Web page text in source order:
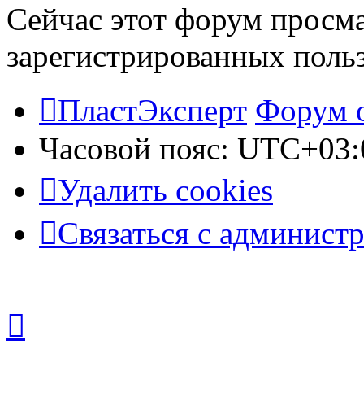
Сейчас этот форум
зарегистрированных
ПластЭксперт Форум
Часовой пояс:
Удалить cookies
Связаться с